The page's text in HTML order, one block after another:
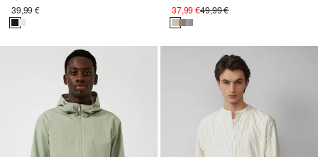
39,99 € 37,99 €49,99 €